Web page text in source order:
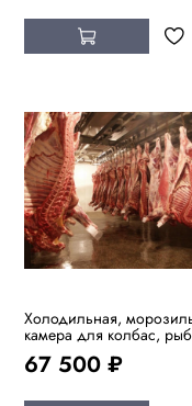
Холодильная,
камера для колбас, рыб
67 500 ₽